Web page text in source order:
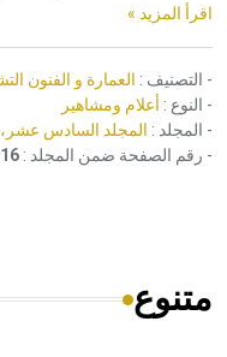
اقرأ المزيد »
- التصنيف : العمارة و الفنون
- النوع : أعلام ومشاهير
- المجلد : المجلد السادس عشر، طبعة
- رقم الصفحة ضمن المجلد :
متنوع